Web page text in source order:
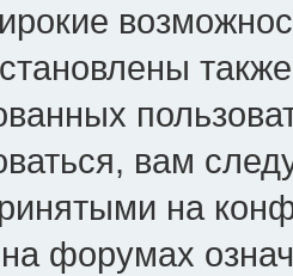
вам
на
форумах